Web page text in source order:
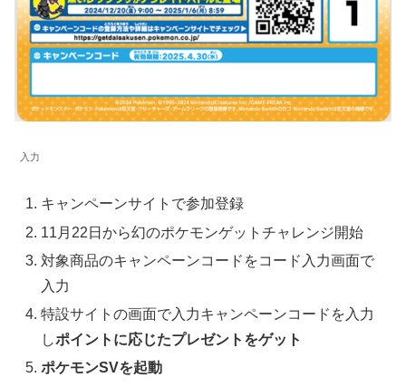
入力
キャンペーンサイトで参加登録
11月22日から幻のポケモンゲットチャレンジ開始
対象商品のキャンペーンコードをコード入力画面で
入力
特設サイトの画面で入力キャンペーンコードを入力
しポイントに応じたプレゼントをゲット
ポケモンSVを起動